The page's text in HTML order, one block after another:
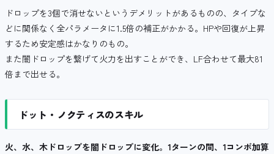
ドロップを3個で消せないというデメリットがあるものの、タイプな
どに関係なく全パラメータに1.5倍の補正がかかる。HPや回復が上昇
するため安定感はかなりのもの。
また闇ドロップを繋げて火力を出すことができ、LF合わせて最大81
倍まで出せる。
ドット・ノクティスのスキル
火、水、木ドロップを闇ドロップに変化。1ターンの間、1コンボ加算